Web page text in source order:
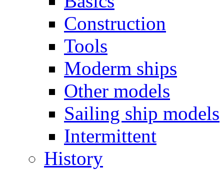
Construction
Tools
Moderm ships
Other models
Sailing ship models
Intermittent
History